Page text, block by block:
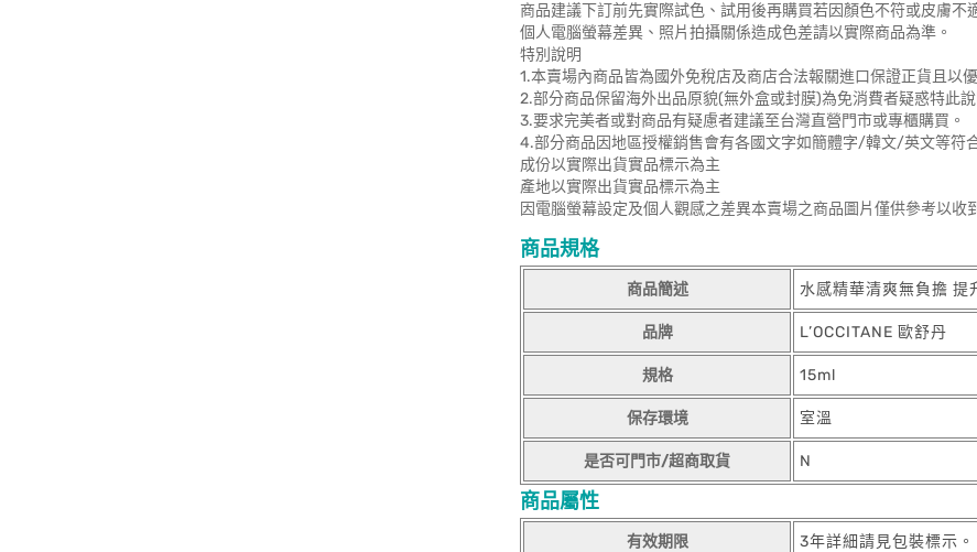
商品建議下訂前先實際試色、試用後再購買若因顏色不符或皮膚不
個人電腦螢幕差異、照片拍攝關係造成色差請以實際商品為準。
特別說明
1.本賣場內商品皆為國外免稅店及商店合法報關進口保證正貨且以
2.部分商品保留海外出品原貌(無外盒或封膜)為免消費者疑惑特此說
3.要求完美者或對商品有疑慮者建議至台灣直營門市或專櫃購買。
4.部分商品因地區授權銷售會有各國文字如簡體字/韓文/英文等符
成份以實際出貨實品標示為主
產地以實際出貨實品標示為主
因電腦螢幕設定及個人觀感之差異本賣場之商品圖片僅供參考以收
商品規格
商品簡述 水感精華清爽無負擔 提
品牌 L’OCCITANE 歐舒丹
規格 15ml
保存環境 室溫
是否可門市/超商取貨 N
商品屬性
有效期限 3年詳細請見包裝標示。